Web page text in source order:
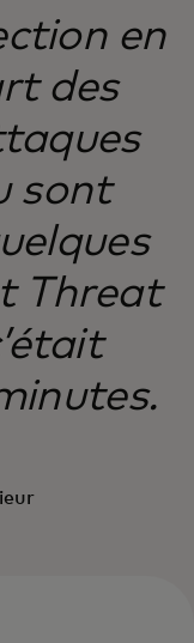
en
des
sont
Threat